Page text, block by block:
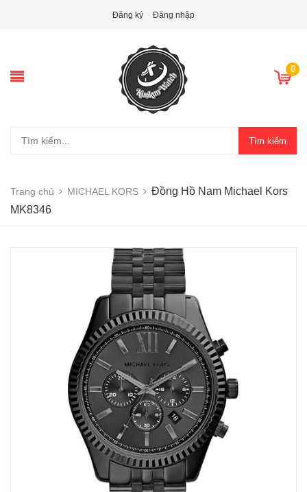
Đăng ký Đăng nhập
0
Tìm kiếm
Trang chủ MICHAEL KORS
Đồng Hồ Nam Michael Kors
MK8346